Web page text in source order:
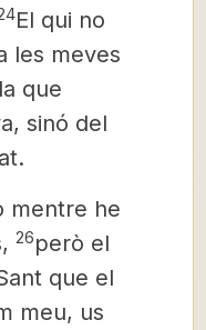
El qui no
les meves
que
sinó del
mentre he
26però el
que el
meu, us